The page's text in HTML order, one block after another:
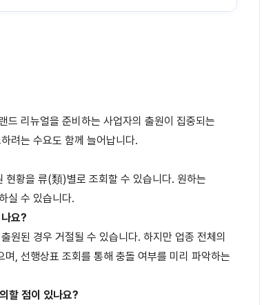
리뉴얼을 준비하는 사업자의 출원이 집중되는
려는 수요도 함께 늘어납니다.
황을 류(類)별로 조회할 수 있습니다. 원하는
실 수 있습니다.
요?
원된 경우 거절될 수 있습니다. 하지만 업종 전체의
, 선행상표 조회를 통해 충돌 여부를 미리 파악하는
할 점이 있나요?